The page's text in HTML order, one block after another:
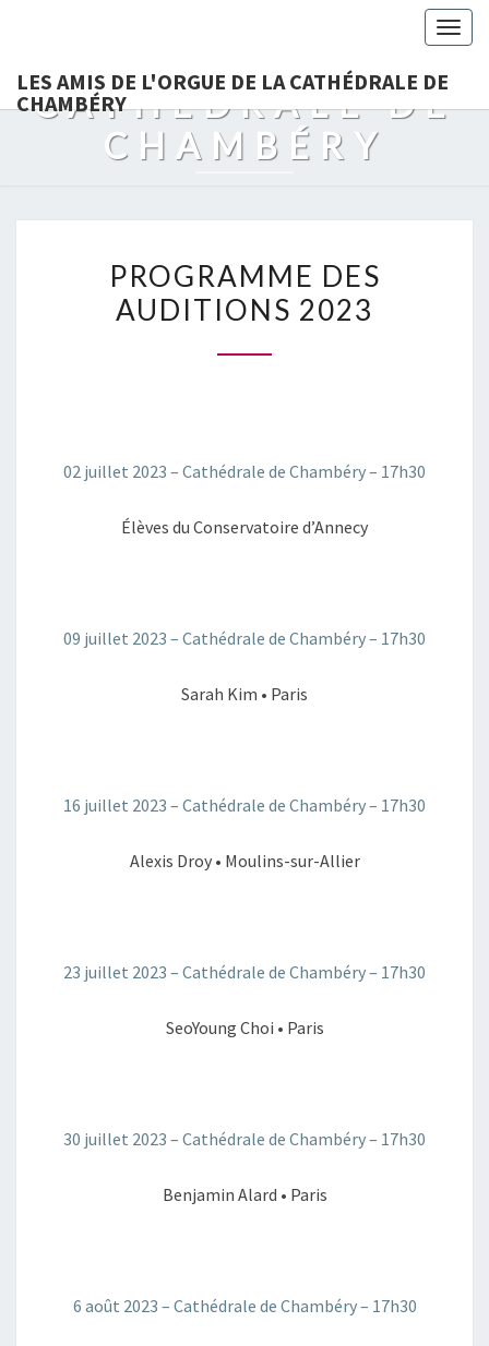
LES AMIS DE L'ORGUE DE LA CATHÉDRALE DE
CHAMBÉRY
L'ORGUE DE LA
CATHÉDRALE DE
CHAMBÉRY
DES
AUDITIONS
PROGRAMME DES
AUDITIONS 2023
02 juillet 2023 – Cathédrale de Chambéry – 17h30
Élèves du Conservatoire d’Annecy
09 juillet 2023 – Cathédrale de Chambéry – 17h30
Sarah Kim • Paris
16 juillet 2023 – Cathédrale de Chambéry – 17h30
Alexis Droy • Moulins-sur-Allier
23 juillet 2023 – Cathédrale de Chambéry – 17h30
SeoYoung Choi • Paris
30 juillet 2023 – Cathédrale de Chambéry – 17h30
Benjamin Alard • Paris
6 août 2023 – Cathédrale de Chambéry – 17h30